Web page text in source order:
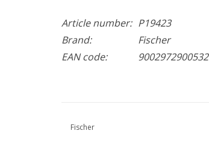
Article number: P19423
Brand:
Fischer
EAN code:
9002972900532
Fischer